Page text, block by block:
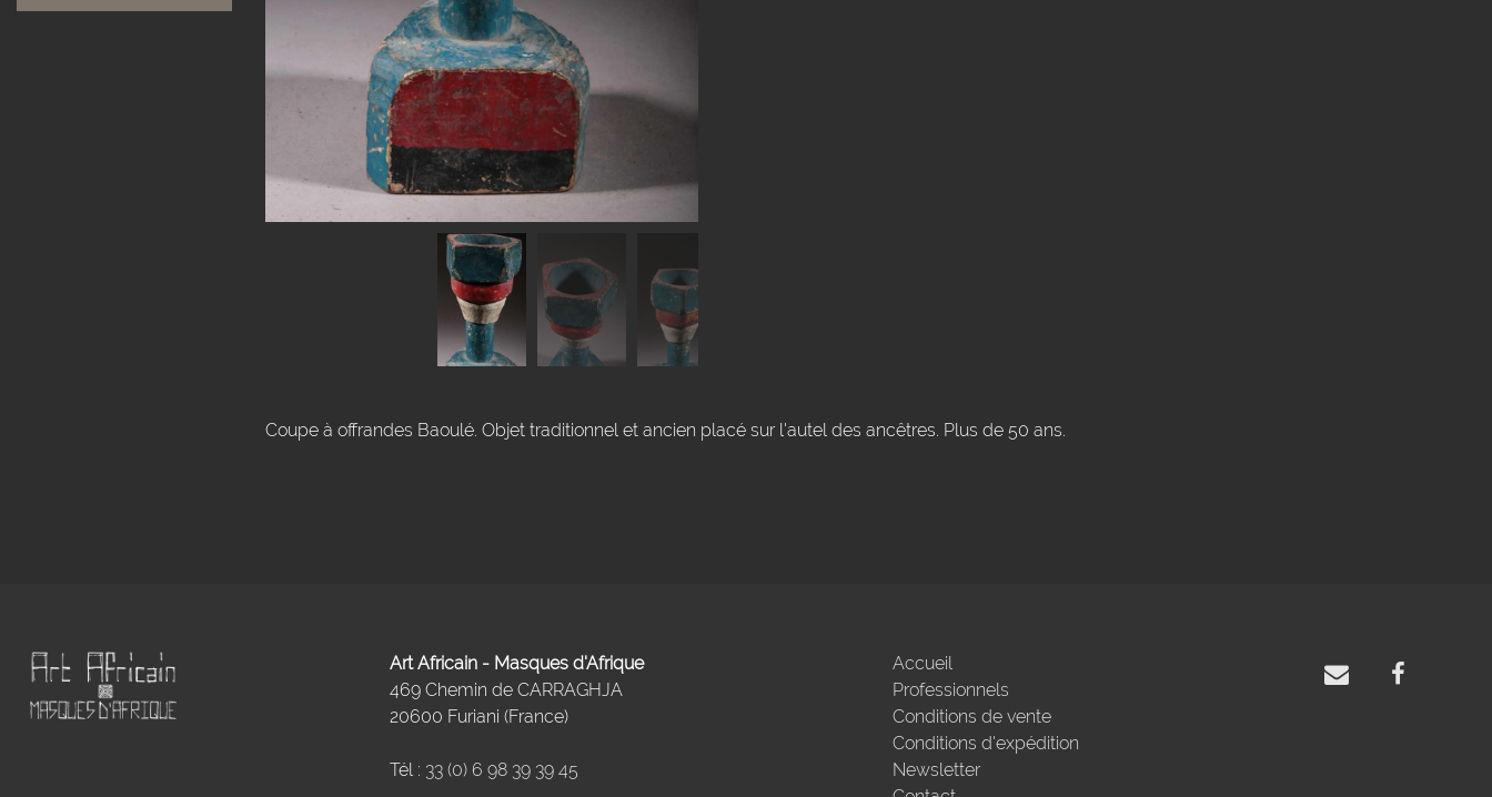
Coupe à offrandes Baoulé. Objet traditionnel et ancien placé sur l'autel des ancêtres. Plus de 50 ans.
Art Africain - Masques d'Afrique
469 Chemin de CARRAGHJA
20600 Furiani (France)
Tél : 33 (0) 6 98 39 39 45
Accueil
Professionnels
Conditions de vente
Conditions d'expédition
Newsletter